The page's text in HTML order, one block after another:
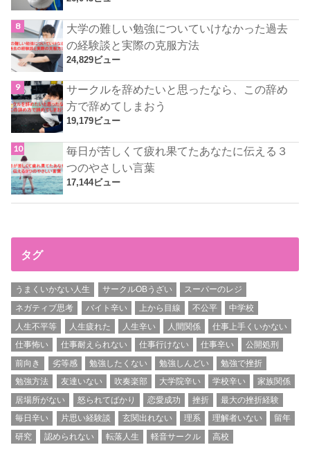
大学の難しい勉強についていけなかった過去
の経験談と実際の克服方法
24,829ビュー
サークルを辞めたいと思ったなら、この辞め
方で辞めてしまおう
19,179ビュー
毎日が苦しくて疲れ果てたあなたに伝える３
つのやさしい言葉
17,144ビュー
タグ
うまくいかない人生 サークルOBうざい
スーパーのレジ
ネガティブ思考
バイト辛い 上から目線 不公平
中学校
人生不平等
人生疲れた 人生辛い 人間関係
仕事上手くいかない
仕事怖い
仕事耐えられない 仕事行けない 仕事辛い
公開処刑
前向き
劣等感 勉強したくない 勉強しんどい
勉強で挫折
勉強方法
友達いない 吹奏楽部 大学院辛い 学校辛い
家族関係
居場所がない
怒られてばかり 恋愛成功 挫折
最大の挫折経験
毎日辛い
片思い経験談 玄関出れない 理系 理解者いない
留年
研究
認められない 転落人生 軽音サークル 高校